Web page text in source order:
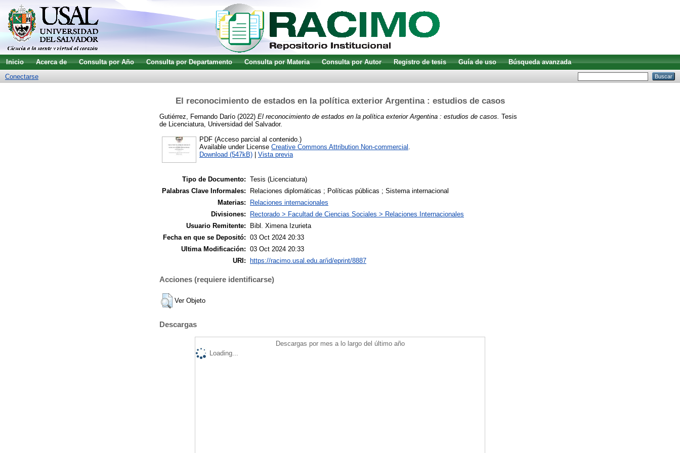
Inicio Acerca de Consulta por Año Consulta por Departamento Consulta por Materia Consulta por Autor Registro de tesis Guía de uso
Búsqueda avanzada
Conectarse
El reconocimiento de estados en la política exterior Argentina : estudios de casos
Gutiérrez, Fernando Darío (2022) El reconocimiento de estados en la política exterior Argentina : estudios de casos. Tesis
de Licenciatura, Universidad del Salvador.
PDF (Acceso parcial al contenido.)
Available under License Creative Commons Attribution Non-commercial .
Download (547kB)
Vista previa
Tipo de Documento: Tesis (Licenciatura)
Palabras Clave Informales:
Relaciones diplomáticas ; Políticas públicas ; Sistema internacional
Materias:
Relaciones internacionales
Divisiones:
Rectorado > Facultad de Ciencias Sociales > Relaciones Internacionales
Usuario Remitente:
Bibl. Ximena Izurieta
Fecha en que se Depositó: 03 Oct 2024 20:33
Ultima Modificación: 03 Oct 2024 20:33
URI:
https://racimo.usal.edu.ar/id/eprint/8887
Acciones (requiere identificarse)
Ver Objeto
Descargas
Descargas por mes a lo largo del último año
Loading...